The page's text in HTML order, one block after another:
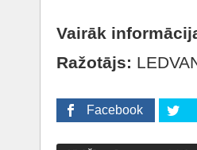
Vairāk
Ražotājs:
Facebook